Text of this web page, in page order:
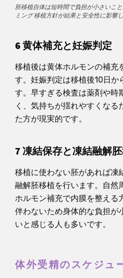
胚移植自体は短時間で負担が小さいこ
ミング 移植方針が結果と安全性に影響し
6 黄体補充と妊娠判定
移植後は黄体ホルモンの補充
す。妊娠判定は移植後10日か
す。早すぎる検査は薬剤や時
く、気持ちが揺れやすくなる
た方が現実的です。
7 凍結保存と凍結融解
移植に使わない胚があれば凍
融解胚移植を行います。自然
ホルモン補充で内膜を整える
伴わないため身体的な負担が
いと感じる人も多いです。
体外受精のスケジュ